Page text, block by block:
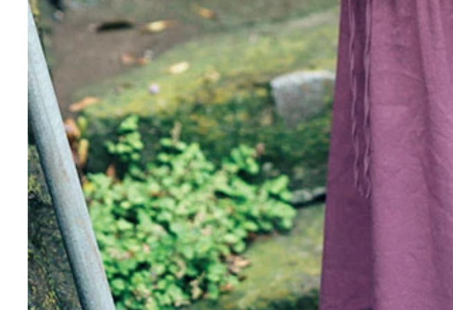
【デジタル限定】進藤あまね写真集『雫音』 (C)加藤アラタ／週刊プレイボーイ
進藤あまねデジタル写真集『雫音』 撮影／加藤アラタ 価格／1100円（税込）